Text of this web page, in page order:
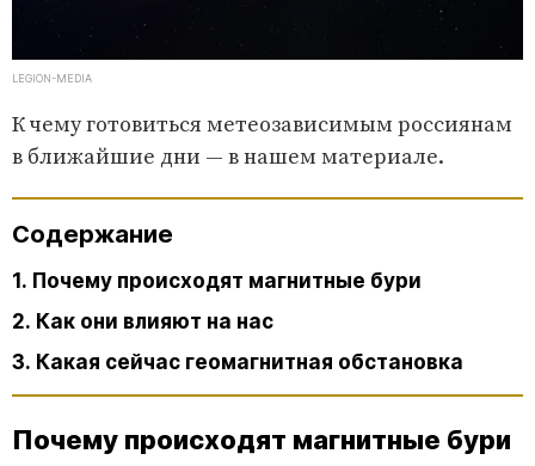
LEGION-MEDIA
К чему готовиться метеозависимым россиянам
в ближайшие дни — в нашем материале.
Содержание
1. Почему происходят магнитные бури
2. Как они влияют на нас
3. Какая сейчас геомагнитная обстановка
Почему происходят магнитные бури